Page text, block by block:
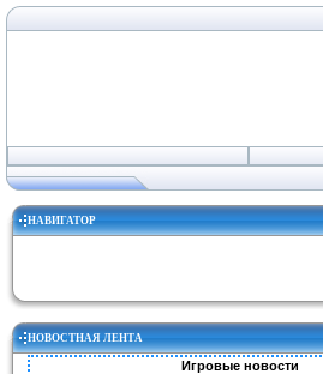
НАВИГАТОР
НОВОСТНАЯ ЛЕНТА
Игровые новости